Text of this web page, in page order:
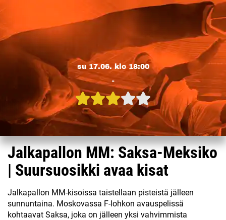
su 17.06. klo 18:00
-
Jalkapallon MM: Saksa-Meksiko
| Suursuosikki avaa kisat
Jalkapallon MM-kisoissa taistellaan pisteistä jälleen
sunnuntaina. Moskovassa F-lohkon avauspelissä
kohtaavat Saksa, joka on jälleen yksi vahvimmista